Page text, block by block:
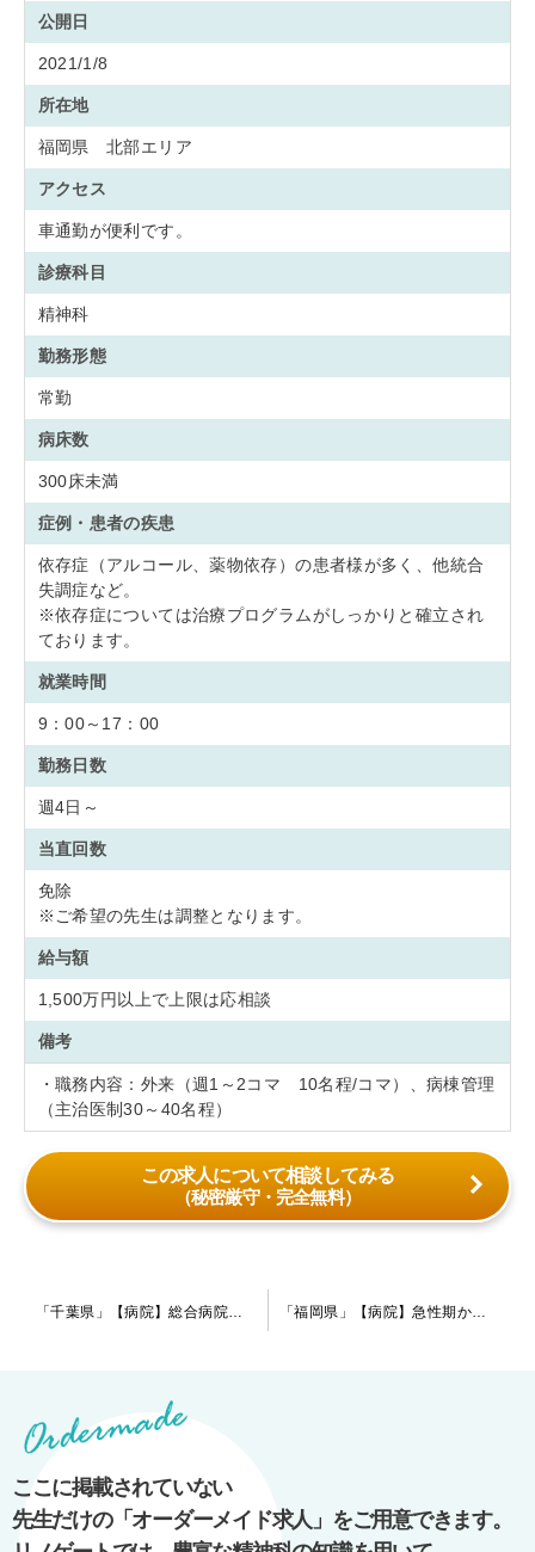
公開日
2021/1/8
所在地
福岡県 北部エリア
アクセス
車通勤が便利です。
診療科目
精神科
勤務形態
常勤
病床数
300床未満
症例・患者の疾患
依存症（アルコール、薬物依存）の患者様が多く、他統合
失調症など。
※依存症については治療プログラムがしっかりと確立され
ております。
就業時間
9：00～17：00
勤務日数
週4日～
当直回数
免除
※ご希望の先生は調整となります。
給与額
1,500万円以上で上限は応相談
備考
・職務内容：外来（週1～2コマ 10名程/コマ）、病棟管理
（主治医制30～40名程）
この求人について相談してみる
（秘密厳守・完全無料）
ゲ
シ
ョ
「千葉県」【病院】総合病院での勤務になります。リエゾン・緩和ケアのニーズの高まりから精神科の募集を開始した病院です。 「福岡県」【病院】急性期から慢性期まで満遍なく対応しておりますが、やや慢性期の患者様の割合が多くなっております。現在は指定医の先生のご採用をお考えです。
ここに掲載されていない
先生だけの「オーダーメイド求人」をご用意できます。